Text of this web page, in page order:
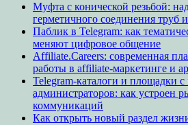
Муфта с конической резьбой:
герметичного соединения труб
Паблик в Telegram: как
меняют цифровое общение
Affiliate.Careers: современная
работы в affiliate-маркетинге и
Telegram-каталоги и площадки с
администраторов: как устроен
коммуникаций
Как открыть новый раздел